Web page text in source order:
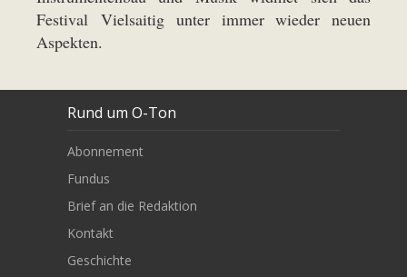
Festival Vielsaitig unter immer wieder neuen
Aspekten.
Rund um O-Ton
Abonnement
Fundus
Brief an die Redaktion
Kontakt
Geschichte